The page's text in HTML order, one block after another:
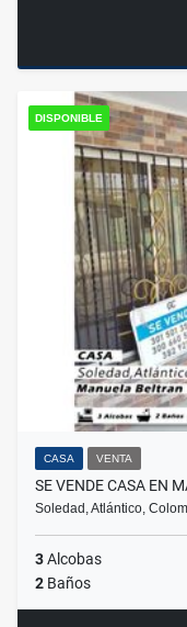
DISPONIBLE
CASA VENTA
SE VENDE CASA EN
Soledad, Atlántico,
3Alcobas
2 Baños